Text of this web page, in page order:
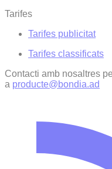
Tarifes
Tarifes publicitat
Tarifes classificats
Contacti amb nosaltres
a producte@bondia.ad